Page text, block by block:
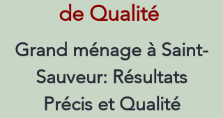
de Qualité
Grand ménage à Saint-
Sauveur: Résultats
Précis et Qualité